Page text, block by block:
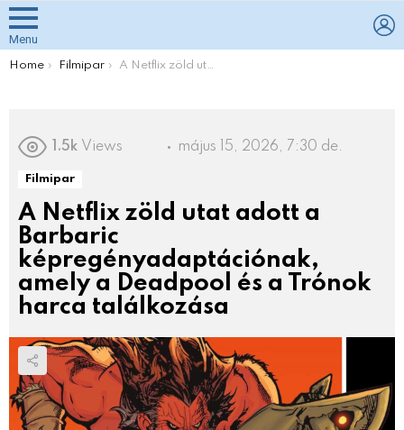
Menu
You are here:
Home Filmipar A Netflix zöld utat adott a Barbaric képregényadaptációnak, amely a Deadpool és a Trónok harca találkozása
1.5k Views május 15, 2026, 7:30 de.
Filmipar
A Netflix zöld utat adott a
Barbaric
képregényadaptációnak,
amely a Deadpool és a Trónok
harca találkozása